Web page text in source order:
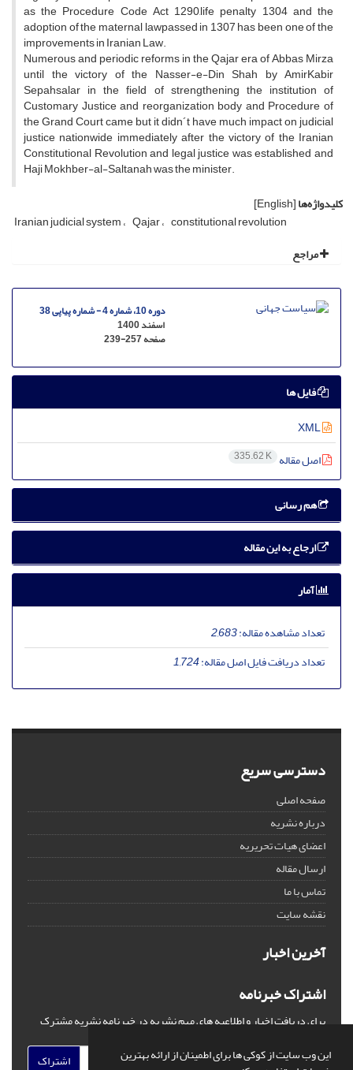
این وب سایت از کوکی ها برای اطمینان از ارائه بهترین
as the Procedure Code Act 1290,life penalty 1304 and the
adoption of the maternal lawpassed in 1307 has been one of the
improvements in Iranian Law.
Numerous and periodic reforms in the Qajar era of Abbas Mirza
until the victory of the Nasser-e-Din Shah by AmirKabir
Sepahsalar in the field of strengthening the institution of
Customary Justice and reorganization body and Procedure of
the Grand Court came but it didn´t have much impact on judicial
justice nationwide immediately after the victory of the Iranian
Constitutional Revolution and legal justice was established and
Haji Mokhber-al-Saltanah was the minister.
کلیدواژه‌ها[English]
Iranian judicial system Qajar constitutional revolution
مراجع
دوره 10، شماره 4 - شماره پیاپی 38
اسفند 1400
صفحه239-257
فایل ها
اصل مقاله 335.62 K
هم رسانی
ارجاع به این مقاله
آمار
تعداد مشاهده مقاله:2,683
تعداد دریافت فایل اصل مقاله:1,724
دسترسی سریع
صفحه اصلی
درباره نشریه
اعضای هیات تحریریه
ارسال مقاله
تماس با ما
نقشه سایت
آخرین اخبار
اشتراک خبرنامه
برای دریافت اخبار و اطلاعیه های مهم نشریه در خبرنامه نشریه مشترک
اشتراک